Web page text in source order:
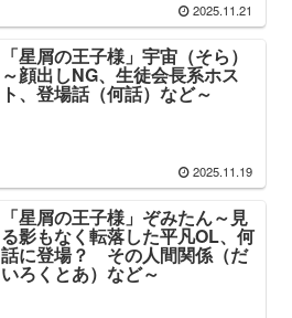
2025.11.21
「星屑の王子様」宇宙（そら）
～顔出しNG、生徒会長系ホス
ト、登場話（何話）など～
2025.11.19
「星屑の王子様」ぞみたん～見
る影もなく転落した平凡OL、何
話に登場？ その人間関係（だ
いろくとあ）など～